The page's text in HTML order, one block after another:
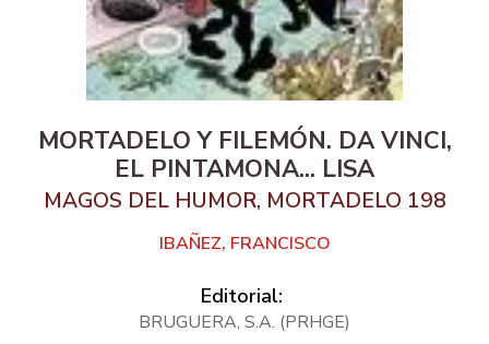
MORTADELO Y FILEMÓN. DA VINCI,
EL PINTAMONA... LISA
MAGOS DEL HUMOR, MORTADELO 198
IBAÑEZ, FRANCISCO
Editorial:
BRUGUERA, S.A. (PRHGE)